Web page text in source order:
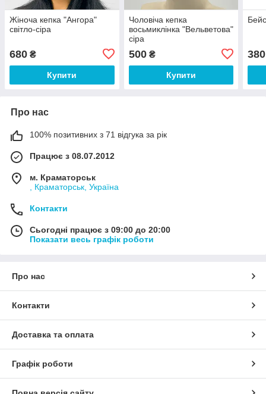
Жіноча кепка "Ангора"
світло-сіра
680 ₴
Купити
Чоловіча кепка
восьмиклінка "Вельветова"
сіра
500₴
Купити
380
Про нас
100% позитивних з 71 відгука за рік
Працює з 08.07.2012
м. Краматорськ
, Краматорськ, Україна
Контакти
Сьогодні працює з 09:00 до 20:00
Показати весь графік роботи
Про нас
Контакти
Доставка та оплата
Графік роботи